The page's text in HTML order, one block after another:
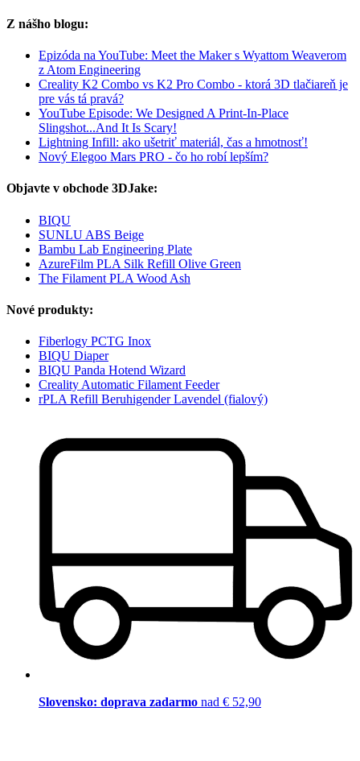
Z nášho blogu:
Epizóda na YouTube: Meet the Maker s Wyattom Weaverom
z Atom Engineering
Creality K2 Combo vs K2 Pro Combo - ktorá 3D tlačiareň je
pre vás tá pravá?
YouTube Episode: We Designed A Print-In-Place
Slingshot...And It Is Scary!
Lightning Infill: ako ušetriť materiál, čas a hmotnosť!
Nový Elegoo Mars PRO - čo ho robí lepším?
Objavte v obchode 3DJake:
BIQU
SUNLU ABS Beige
Bambu Lab Engineering Plate
AzureFilm PLA Silk Refill Olive Green
The Filament PLA Wood Ash
Nové produkty:
Fiberlogy PCTG Inox
BIQU Diaper
BIQU Panda Hotend Wizard
Creality Automatic Filament Feeder
rPLA Refill Beruhigender Lavendel (fialový)
Slovensko: doprava zadarmo nad € 52,90